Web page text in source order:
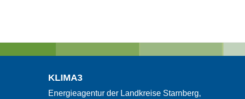
KLIMA3
Energieagentur der Landkreise Starnberg,